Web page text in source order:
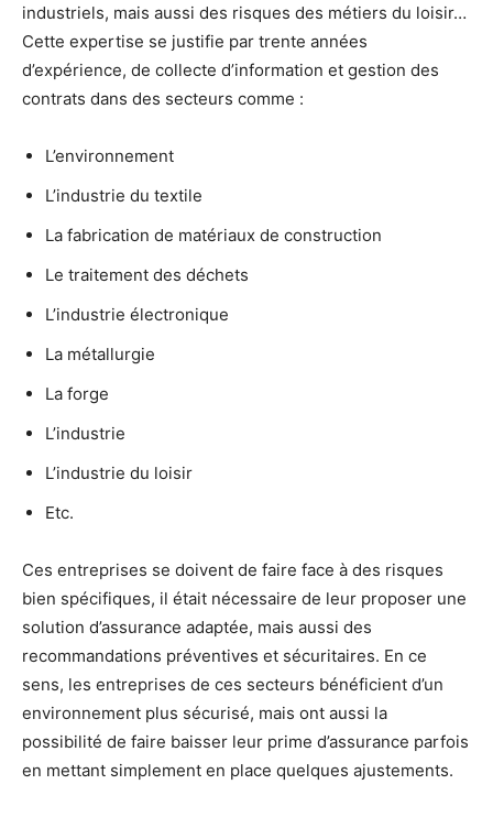
industriels, mais aussi des risques des métiers du loisir…
Cette expertise se justifie par trente années
d’expérience, de collecte d’information et gestion des
contrats dans des secteurs comme :
L’environnement
L’industrie du textile
La fabrication de matériaux de construction
Le traitement des déchets
L’industrie électronique
La métallurgie
La forge
L’industrie
L’industrie du loisir
Etc.
Ces entreprises se doivent de faire face à des risques
bien spécifiques, il était nécessaire de leur proposer une
solution d’assurance adaptée, mais aussi des
recommandations préventives et sécuritaires. En ce
sens, les entreprises de ces secteurs bénéficient d’un
environnement plus sécurisé, mais ont aussi la
possibilité de faire baisser leur prime d’assurance parfois
en mettant simplement en place quelques ajustements.